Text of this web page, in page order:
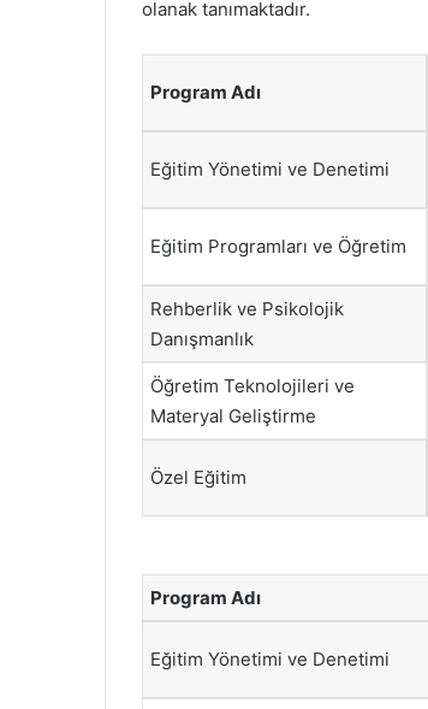
olanak tanımaktadır.
Program Adı
Eğitim Yönetimi ve Denetimi
Eğitim Programları ve Öğretim
Rehberlik ve Psikolojik
Danışmanlık
Öğretim Teknolojileri ve
Materyal Geliştirme
Özel Eğitim
Program Adı
Eğitim Yönetimi ve Denetimi